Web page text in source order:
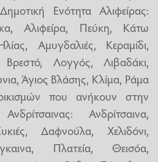
Ενότητα Αλιφείρας:
Αλιφείρα, Πεύκη, Κάτω
Αμυγδαλιές, Κεραμίδι,
Λογγός, Λιβαδάκι,
Άγιος Βλάσης, Κλίμα, Ράμα
που ανήκουν στην
Ανδρίτσαινα,
Δαφνούλα, Χελιδόνι,
Πλατεία, Θεισόα,